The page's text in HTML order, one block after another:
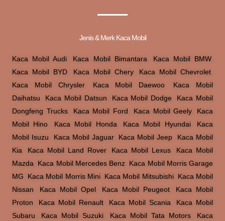
Jenis & Merk Kaca Mobil
Kaca Mobil Audi Kaca Mobil Bimantara Kaca Mobil BMW,
Kaca Mobil BYD
Kaca Mobil Chery, Kaca Mobil Chevrolet
Kaca Mobil Chrysler, Kaca Mobil Daewoo
Kaca Mobil
Daihatsu
Kaca Mobil Datsun Kaca Mobil Dodge
Kaca Mobil
Dongfeng Trucks, Kaca Mobil Ford Kaca Mobil Geely, Kaca
Mobil Hino
Kaca Mobil Honda Kaca Mobil Hyundai, Kaca
Mobil Isuzu
Kaca Mobil Jaguar, Kaca Mobil Jeep
Kaca Mobil
Kia
Kaca Mobil Land Rover, Kaca Mobil Lexus
Kaca Mobil
Mazda
Kaca Mobil Mercedes Benz Kaca Mobil Morris Garage
MG
Kaca Mobil Morris Mini, Kaca Mobil Mitsubishi, Kaca Mobil
Nissan
Kaca Mobil Opel Kaca Mobil Peugeot
Kaca Mobil
Proton
Kaca Mobil Renault Kaca Mobil Scania
Kaca Mobil
Subaru
Kaca Mobil Suzuki Kaca Mobil Tata Motors, Kaca